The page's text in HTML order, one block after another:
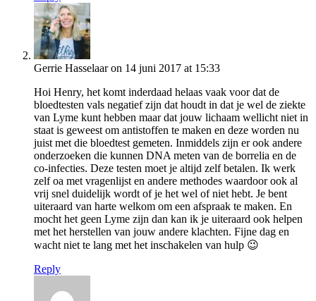
Gerrie Hasselaar on 14 juni 2017 at 15:33
Hoi Henry, het komt inderdaad helaas vaak voor dat de
bloedtesten vals negatief zijn dat houdt in dat je wel de ziekte
van Lyme kunt hebben maar dat jouw lichaam wellicht niet in
staat is geweest om antistoffen te maken en deze worden nu
juist met die bloedtest gemeten. Inmiddels zijn er ook andere
onderzoeken die kunnen DNA meten van de borrelia en de
co-infecties. Deze testen moet je altijd zelf betalen. Ik werk
zelf oa met vragenlijst en andere methodes waardoor ook al
vrij snel duidelijk wordt of je het wel of niet hebt. Je bent
uiteraard van harte welkom om een afspraak te maken. En
mocht het geen Lyme zijn dan kan ik je uiteraard ook helpen
met het herstellen van jouw andere klachten. Fijne dag en
wacht niet te lang met het inschakelen van hulp 😉
Reply